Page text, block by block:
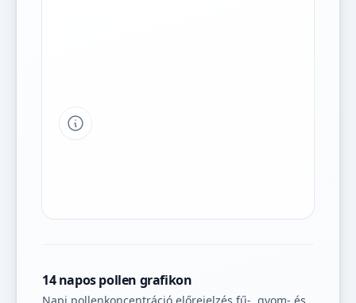
Tipp a grafikon jelmagyarázatához
14 napos pollen grafikon